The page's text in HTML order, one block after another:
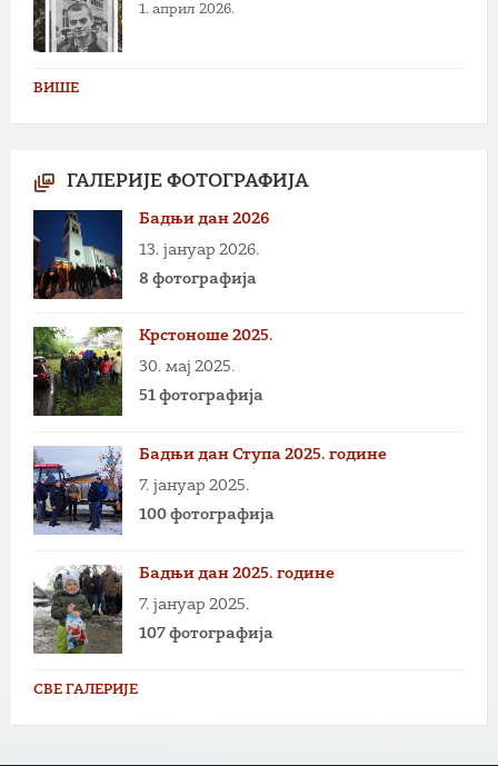
1. април 2026.
ВИШЕ
ГАЛЕРИЈЕ ФОТОГРАФИЈА
Бадњи дан 2026
13. јануар 2026.
8 фотографија
Крстоноше 2025.
30. мај 2025.
51 фотографија
Бадњи дан Ступа 2025. године
7. јануар 2025.
100 фотографија
Бадњи дан 2025. године
7. јануар 2025.
107 фотографија
СВЕ ГАЛЕРИЈЕ